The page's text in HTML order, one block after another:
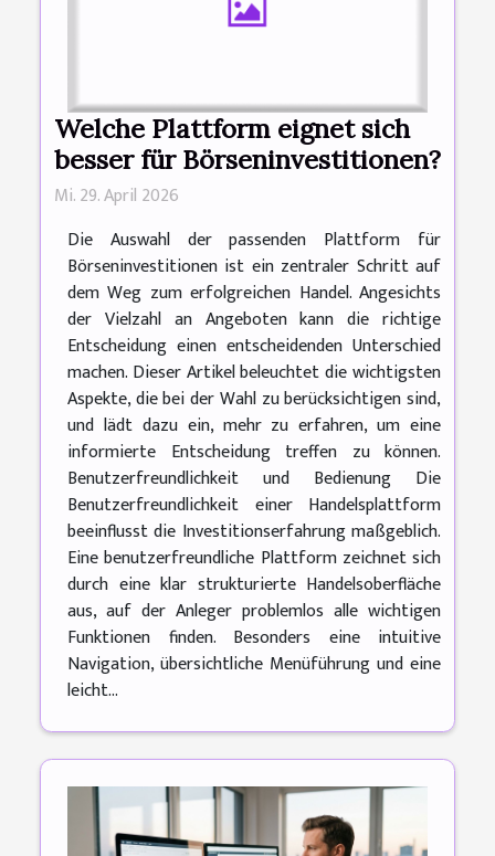
Welche Plattform eignet sich
besser für Börseninvestitionen?
Mi. 29. April 2026
Die Auswahl der passenden Plattform für
Börseninvestitionen ist ein zentraler Schritt auf
dem Weg zum erfolgreichen Handel. Angesichts
der Vielzahl an Angeboten kann die richtige
Entscheidung einen entscheidenden Unterschied
machen. Dieser Artikel beleuchtet die wichtigsten
Aspekte, die bei der Wahl zu berücksichtigen sind,
und lädt dazu ein, mehr zu erfahren, um eine
informierte Entscheidung treffen zu können.
Benutzerfreundlichkeit und Bedienung Die
Benutzerfreundlichkeit einer Handelsplattform
beeinflusst die Investitionserfahrung maßgeblich.
Eine benutzerfreundliche Plattform zeichnet sich
durch eine klar strukturierte Handelsoberfläche
aus, auf der Anleger problemlos alle wichtigen
Funktionen finden. Besonders eine intuitive
Navigation, übersichtliche Menüführung und eine
leicht...